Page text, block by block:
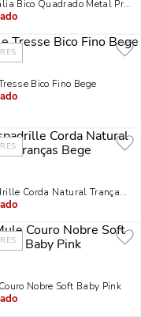
Bico Quadrado Metal Preta
Bico Fino Bege
Corda Natural Tranças
Nobre Soft Baby Pink